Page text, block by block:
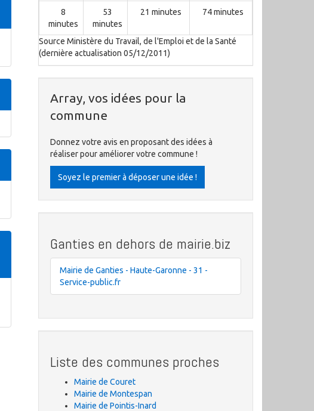
8
minutes
53
minutes
21 minutes 74 minutes
Source Ministère du Travail, de l'Emploi et de la Santé
(dernière actualisation 05/12/2011)
Array, vos idées pour la
commune
Donnez votre avis en proposant des idées à
réaliser pour améliorer votre commune !
Soyez le premier à déposer une idée !
Ganties en dehors de mairie.biz
Mairie de Ganties - Haute-Garonne - 31 -
Service-public.fr
Liste des communes proches
Mairie de Couret
Mairie de Montespan
Mairie de Pointis-Inard